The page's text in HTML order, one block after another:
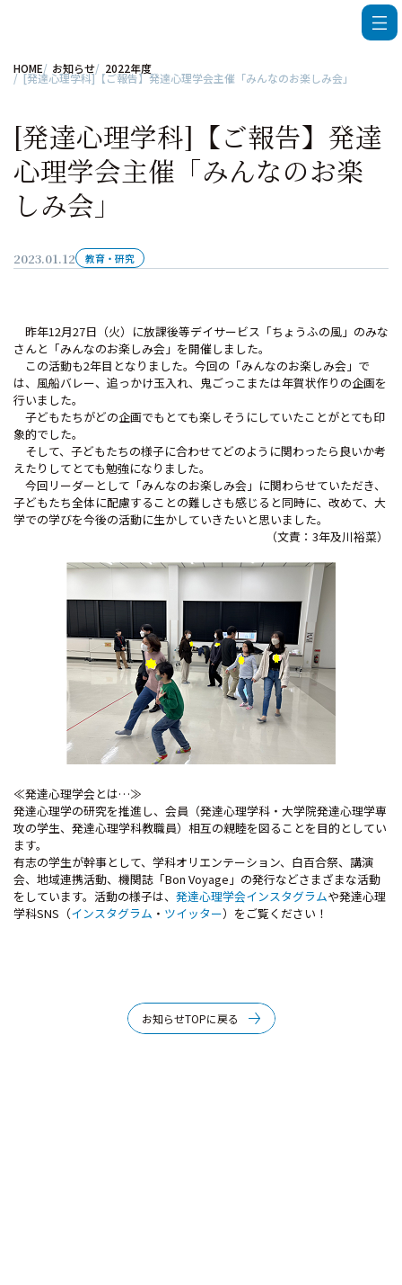
HOME お知らせ 2022年度
[発達心理学科]【ご報告】発達心理学会主催「みんなのお楽しみ会」
[発達心理学科]【ご報告】発達
心理学会主催「みんなのお楽
しみ会」
2023.01.12 教育・研究
昨年12月27日（火）に放課後等デイサービス「ちょうふの風」のみな
さんと「みんなのお楽しみ会」を開催しました。
この活動も2年目となりました。今回の「みんなのお楽しみ会」で
は、風船バレー、追っかけ玉入れ、鬼ごっこまたは年賀状作りの企画を
行いました。
子どもたちがどの企画でもとても楽しそうにしていたことがとても印
象的でした。
そして、子どもたちの様子に合わせてどのように関わったら良いか考
えたりしてとても勉強になりました。
今回リーダーとして「みんなのお楽しみ会」に関わらせていただき、
子どもたち全体に配慮することの難しさも感じると同時に、改めて、大
学での学びを今後の活動に生かしていきたいと思いました。
（文責：3年及川裕菜）
≪発達心理学会とは…≫
発達心理学の研究を推進し、会員（発達心理学科・大学院発達心理学専
攻の学生、発達心理学科教職員）相互の親睦を図ることを目的としてい
ます。
有志の学生が幹事として、学科オリエンテーション、白百合祭、講演
会、地域連携活動、機関誌「Bon Voyage」の発行などさまざまな活動
をしています。活動の様子は、 発達心理学会インスタグラムや発達心理
学科SNS（インスタグラム ・ ツイッター）をご覧ください！
お知らせTOPに戻る